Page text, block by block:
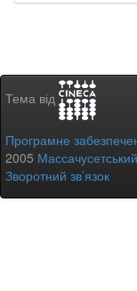
Тема від
Програмне
2005
Зворотний зв’язок